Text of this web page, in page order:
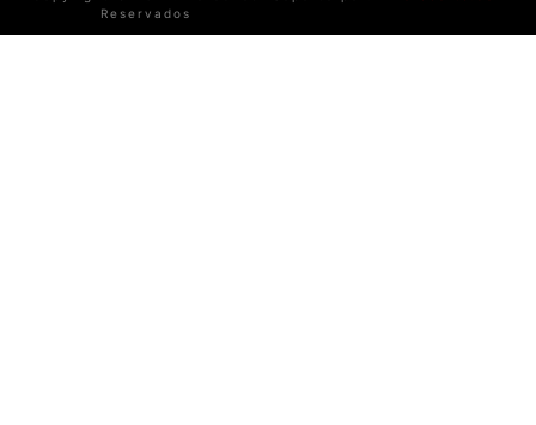
Reservados